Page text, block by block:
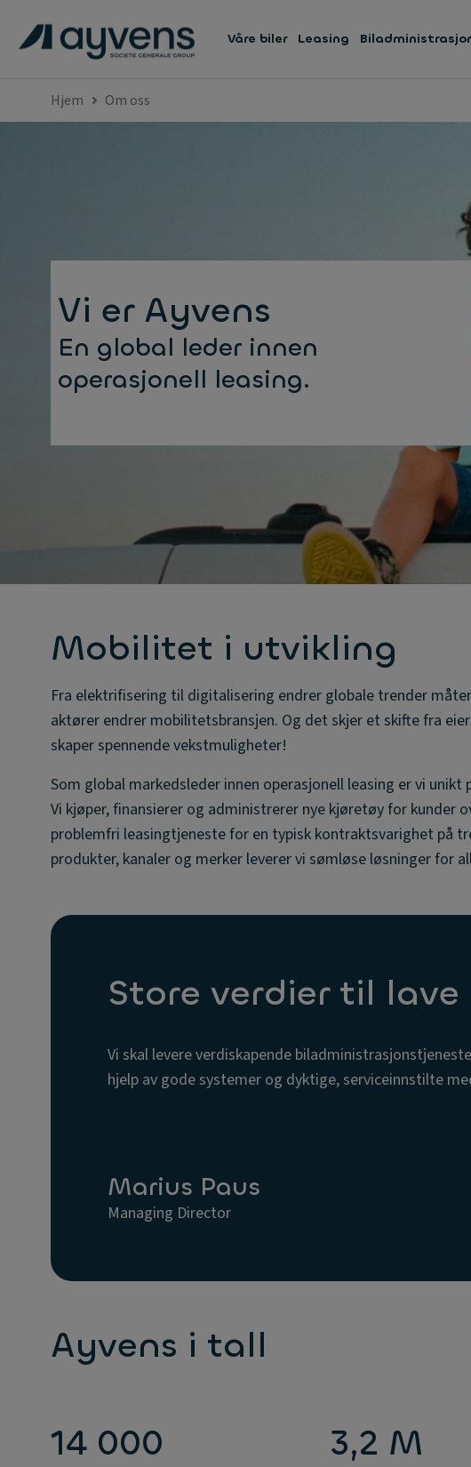
Våre biler Leasing
Hjem Om oss
Vi er Ayvens
En global leder innen
operasjonell leasing.
Mobilitet i utvikling
Fra elektrifisering til digitalisering endrer globale trender
aktører endrer mobilitetsbransjen. Og det skjer et skifte fra
skaper spennende vekstmuligheter!
Som global markedsleder innen operasjonell leasing er vi
Vi kjøper, finansierer og administrerer nye kjøretøy for kunder
problemfri leasingtjeneste for en typisk kontraktsvarighet på
produkter, kanaler og merker leverer vi sømløse løsninger for
Store verdier til
Vi skal levere verdiskapende
hjelp av gode systemer og dyktige, serviceinnstilte
Marius Paus
Managing Director
Ayvens i tall
14 000 3,2 M